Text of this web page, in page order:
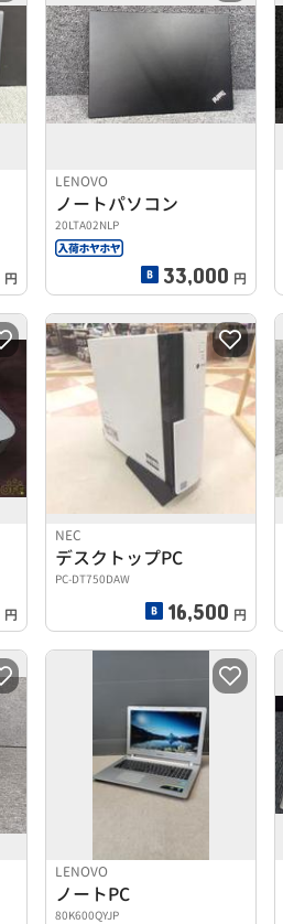
円
LENOVO
ノートパソコン
20LTA02NLP
33,000 円
円
NEC
デスクトップPC
PC-DT750DAW
16,500 円
LENOVO
ノートPC
80K600QYJP